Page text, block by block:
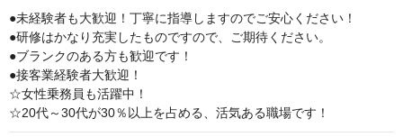
●未経験者も大歓迎！丁寧に指導しますのでご安心ください！
●研修はかなり充実したものですので、ご期待ください。
●ブランクのある方も歓迎です！
●接客業経験者大歓迎！
☆女性乗務員も活躍中！
☆20代～30代が30％以上を占める、活気ある職場です！